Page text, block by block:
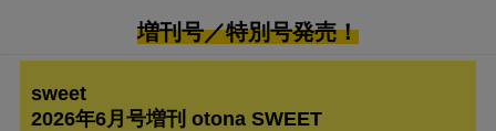
増刊号／特別号発売！
sweet
2026年6月号増刊 otona SWEET